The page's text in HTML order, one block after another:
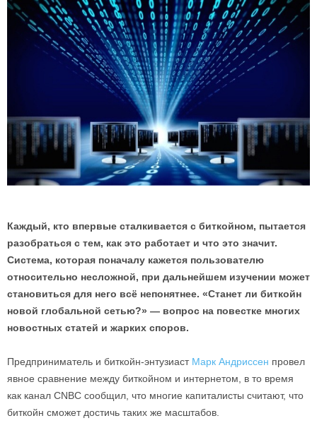
Каждый, кто впервые сталкивается с биткойном, пытается
разобраться с тем, как это работает и что это значит.
Система, которая поначалу кажется пользователю
относительно несложной, при дальнейшем изучении может
становиться для него всё непонятнее. «Станет ли биткойн
новой глобальной сетью?» — вопрос на повестке многих
новостных статей и жарких споров.
Предприниматель и биткойн-энтузиаст Марк Андриссен провел
явное сравнение между биткойном и интернетом, в то время
как канал CNBC сообщил, что многие капиталисты считают, что
биткойн сможет достичь таких же масштабов.